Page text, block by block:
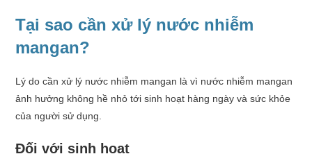
Tại sao cần xử lý nước nhiễm
mangan?
Lý do cần xử lý nước nhiễm mangan là vì nước nhiễm mangan
ảnh hưởng không hề nhỏ tới sinh hoạt hàng ngày và sức khỏe
của người sử dụng.
Đối với sinh hoạt